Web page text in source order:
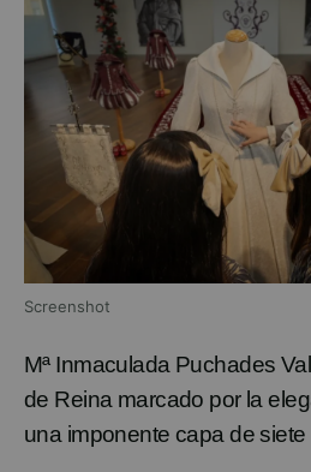
Screenshot
Mª Inmaculada Puchades
de Reina marcado por la
una imponente capa de siete